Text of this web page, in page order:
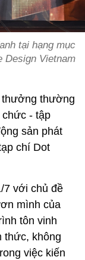
tại hạng mục
Design Vietnam
thưởng thường
chức - tập
sản phát
chí Dot
7 với chủ đề
mình của
tôn vinh
thức, không
việc kiến